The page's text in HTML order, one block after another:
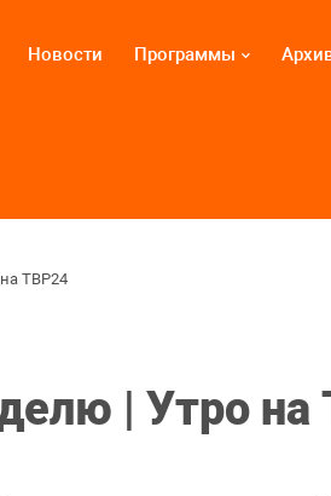
Новости Программы
ТВР24
| Утро